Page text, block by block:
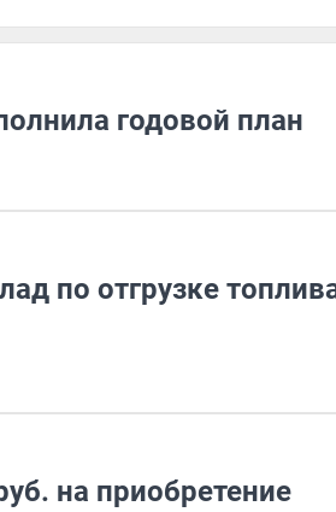
годовой план
по отгрузке
на приобретение